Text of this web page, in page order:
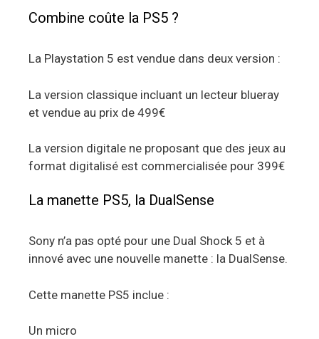
Combine coûte la PS5 ?
La Playstation 5 est vendue dans deux version :
La version classique incluant un lecteur blueray
et vendue au prix de 499€
La version digitale ne proposant que des jeux au
format digitalisé est commercialisée pour 399€
La manette PS5, la DualSense
Sony n’a pas opté pour une Dual Shock 5 et à
innové avec une nouvelle manette : la DualSense.
Cette manette PS5 inclue :
Un micro